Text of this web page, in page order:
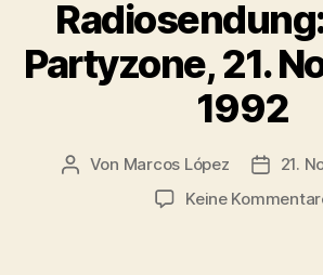
Partyzone, 21.
1992
Beitragsautor
Von Marcos López
21.
Keine